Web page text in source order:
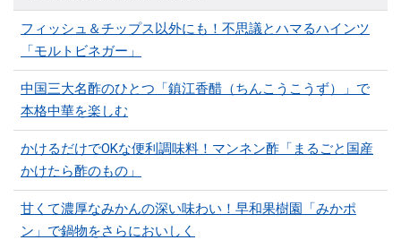
フィッシュ＆チップス以外にも！不思議とハマるハインツ
「モルトビネガー」
中国三大名酢のひとつ「鎮江香醋（ちんこうこうず）」で
本格中華を楽しむ
かけるだけでOKな便利調味料！マンネン酢「まるごと国産
かけたら酢のもの」
甘くて濃厚なみかんの深い味わい！早和果樹園「みかポ
ン」で鍋物をさらにおいしく